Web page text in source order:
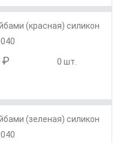
(красная) силикон
₽ 0 шт.
(зеленая) силикон